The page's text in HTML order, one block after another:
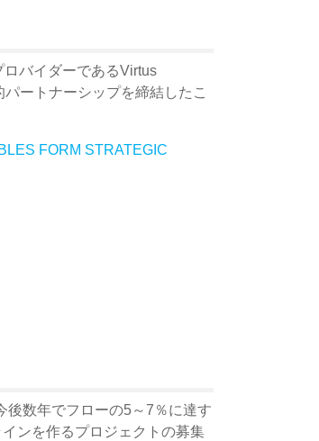
バイダーであるVirtus
ートナーシップを締結したこ
FORM STRATEGIC
後数年でフローの5～7％に達す
ンを作るプロジェクトの募集